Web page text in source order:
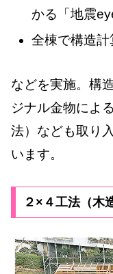
かる「地震
全棟で構造計
などを実施。構
ジナル金物によ
法）なども取り
います。
２×４工法（木